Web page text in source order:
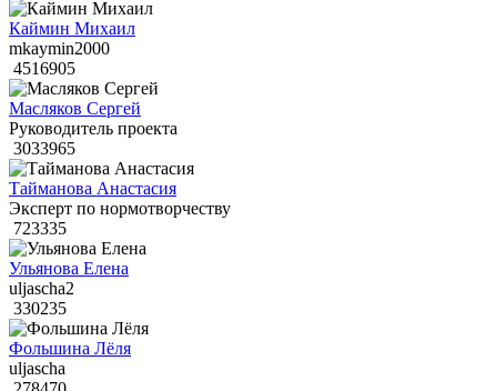
Каймин Михаил
mkaymin2000
4516905
Масляков Сергей
Руководитель проекта
3033965
Тайманова Анастасия
Эксперт по нормотворчеству
723335
Ульянова Елена
uljascha2
330235
Фольшина Лёля
uljascha